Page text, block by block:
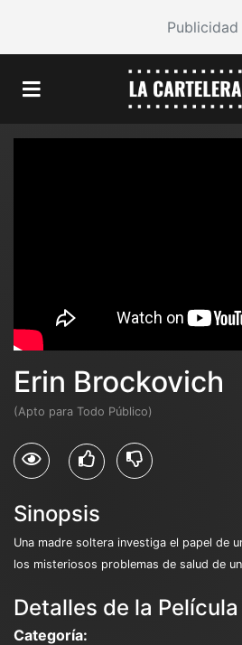
Publicidad
Erin Brockovich
(Apto para Todo Público)
Sinopsis
Una madre soltera investiga el papel de
los misteriosos problemas de salud de
Detalles de la Película
Categoría: